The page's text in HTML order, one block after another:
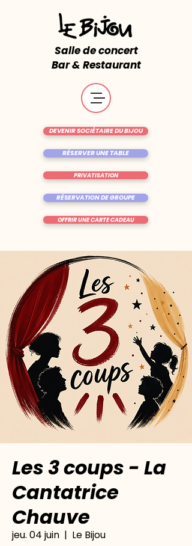
Salle de concert
Bar & Restaurant
RÉSERVER UNE TABLE
OFFRIR UNE CARTE CADEAU
DEVENIR SOCIÉTAIRE DU BIJOU
RÉSERVATION DE GROUPE
PRIVATISATION
Les 3 coups - La
Cantatrice
Chauve
jeu. 04 juin
  |
Le Bijou